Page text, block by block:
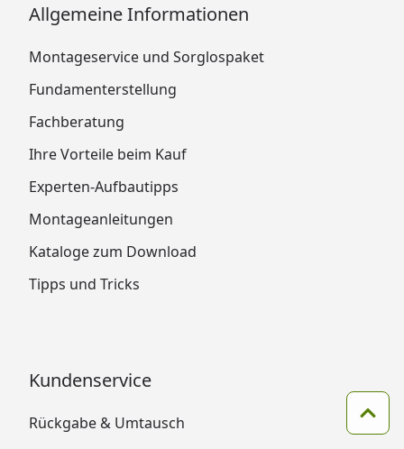
Allgemeine Informationen
Montageservice und Sorglospaket
Fundamenterstellung
Fachberatung
Ihre Vorteile beim Kauf
Experten-Aufbautipps
Montageanleitungen
Kataloge zum Download
Tipps und Tricks
Kundenservice
Rückgabe & Umtausch